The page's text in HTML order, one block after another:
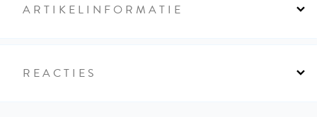
ARTIKELINFORMATIE
REACTIES